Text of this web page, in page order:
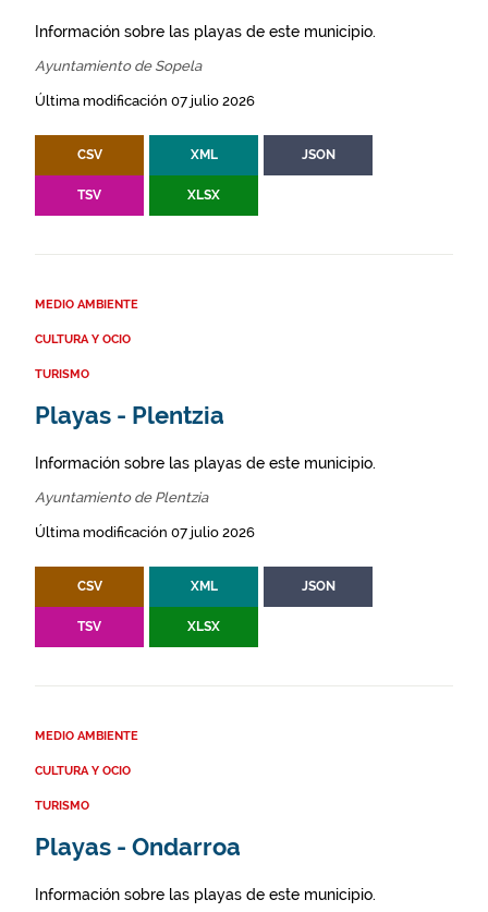
Información sobre las playas de este municipio.
Ayuntamiento de Sopela
Última modificación 07 julio 2026
CSV XML JSON
TSV XLSX
MEDIO AMBIENTE
CULTURA Y OCIO
TURISMO
Playas - Plentzia
Información sobre las playas de este municipio.
Ayuntamiento de Plentzia
Última modificación 07 julio 2026
CSV XML JSON
TSV XLSX
MEDIO AMBIENTE
CULTURA Y OCIO
TURISMO
Playas - Ondarroa
Información sobre las playas de este municipio.